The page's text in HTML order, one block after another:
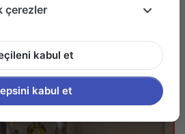
çerezler
kabul et
kabul et